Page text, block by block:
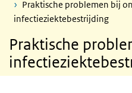
Praktische problemen bij
infectieziektebestrijding
Praktische